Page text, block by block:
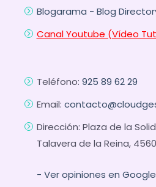
Blogarama - Blog
Canal Youtube (Vídeo
Teléfono: 925 89 62 29
Email:
Dirección: Plaza de la
Talavera de la Reina,
- Ver opiniones en Google